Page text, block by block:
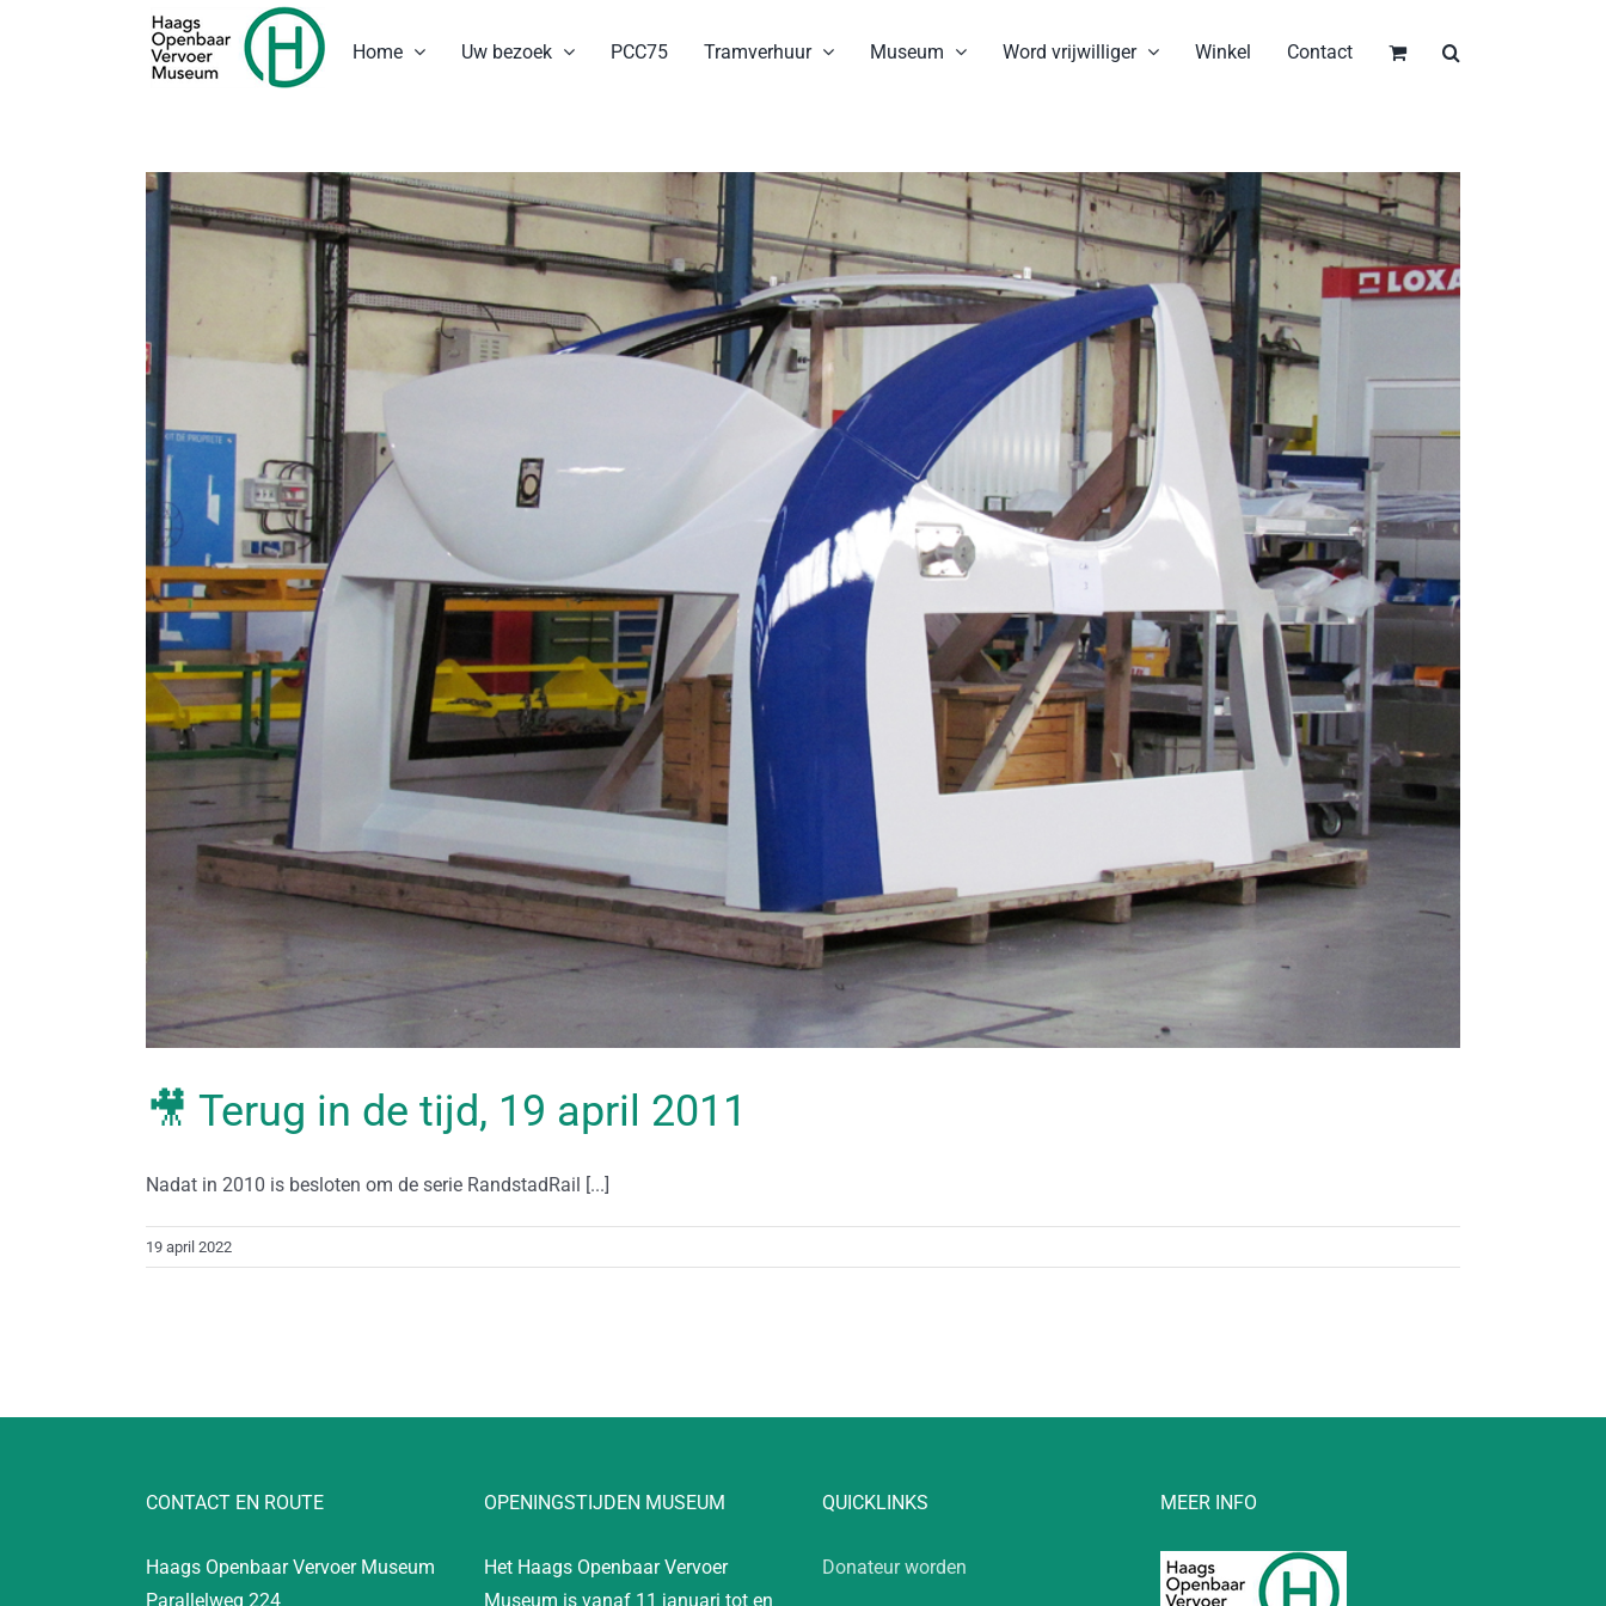
Home Uw bezoek PCC75 Tramverhuur Museum Word vrijwilliger Winkel Contact
🎥 Terug in de tijd, 19 april 2011
Nadat in 2010 is besloten om de serie RandstadRail [...]
19 april 2022
CONTACT EN ROUTE
Haags Openbaar Vervoer Museum
Parallelweg 224
OPENINGSTIJDEN MUSEUM
Het Haags Openbaar Vervoer
Museum is vanaf 11 januari tot en
QUICKLINKS
Donateur worden
MEER INFO